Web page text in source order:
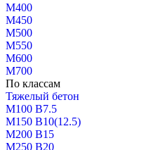
М400
М450
М500
М550
М600
М700
По классам
Тяжелый бетон
М100 В7.5
М150 В10(12.5)
М200 В15
М250 В20